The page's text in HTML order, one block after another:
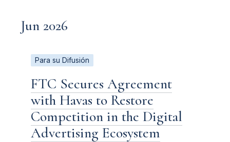
Jun 2026
Para su Difusión
FTC Secures Agreement
with Havas to Restore
Competition in the Digital
Advertising Ecosystem